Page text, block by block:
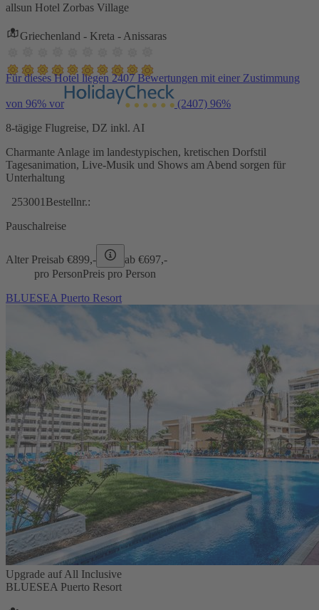
allsun Hotel Zorbas Village
Griechenland - Kreta - Anissaras
Für dieses Hotel liegen 2407 Bewertungen mit einer Zustimmung
von 96% vor (2407) 96%
8-tägige Flugreise, DZ inkl. AI
Charmante Anlage im landestypischen, kretischen Dorfstil
Tagesanimation, Live-Musik und Shows am Abend sorgen für
Unterhaltung
253001 Bestellnr.:
Pauschalreise
Alter Preisab €899,- ab €697,-
pro PersonPreis pro Person
BLUESEA Puerto Resort
Upgrade auf All Inclusive
BLUESEA Puerto Resort